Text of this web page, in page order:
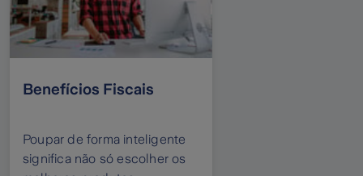
Benefícios Fiscais
Poupar de forma inteligente
significa não só escolher os